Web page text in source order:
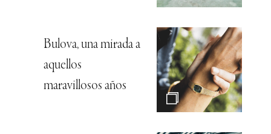
Bulova, una mirada a
aquellos
maravillosos años